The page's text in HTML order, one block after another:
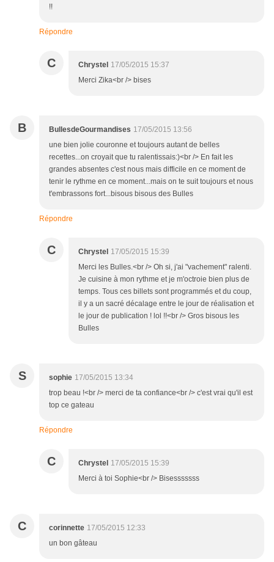
!!
Répondre
C Chrystel 17/05/2015 15:37
Merci Zika<br /> bises
B BullesdeGourmandises 17/05/2015 13:56
une bien jolie couronne et toujours autant de belles
recettes...on croyait que tu ralentissais:)<br /> En fait les
grandes absentes c'est nous mais difficile en ce moment de
tenir le rythme en ce moment...mais on te suit toujours et nous
t'embrassons fort...bisous bisous des Bulles
Répondre
C Chrystel 17/05/2015 15:39
Merci les Bulles.<br /> Oh si, j'ai "vachement" ralenti.
Je cuisine à mon rythme et je m'octroie bien plus de
temps. Tous ces billets sont programmés et du coup,
il y a un sacré décalage entre le jour de réalisation et
le jour de publication ! lol !!<br /> Gros bisous les
Bulles
S sophie 17/05/2015 13:34
trop beau !<br /> merci de ta confiance<br /> c'est vrai qu'il est
top ce gateau
Répondre
C Chrystel 17/05/2015 15:39
Merci à toi Sophie<br /> Bisesssssss
C corinnette 17/05/2015 12:33
un bon gâteau